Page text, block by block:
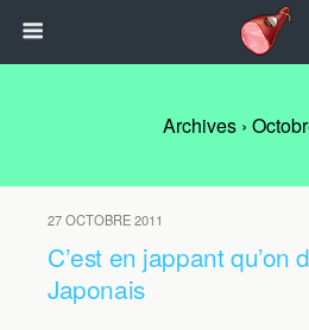
Archives ›
27 OCTOBRE 2011
C’est en jappant qu’on
Japonais